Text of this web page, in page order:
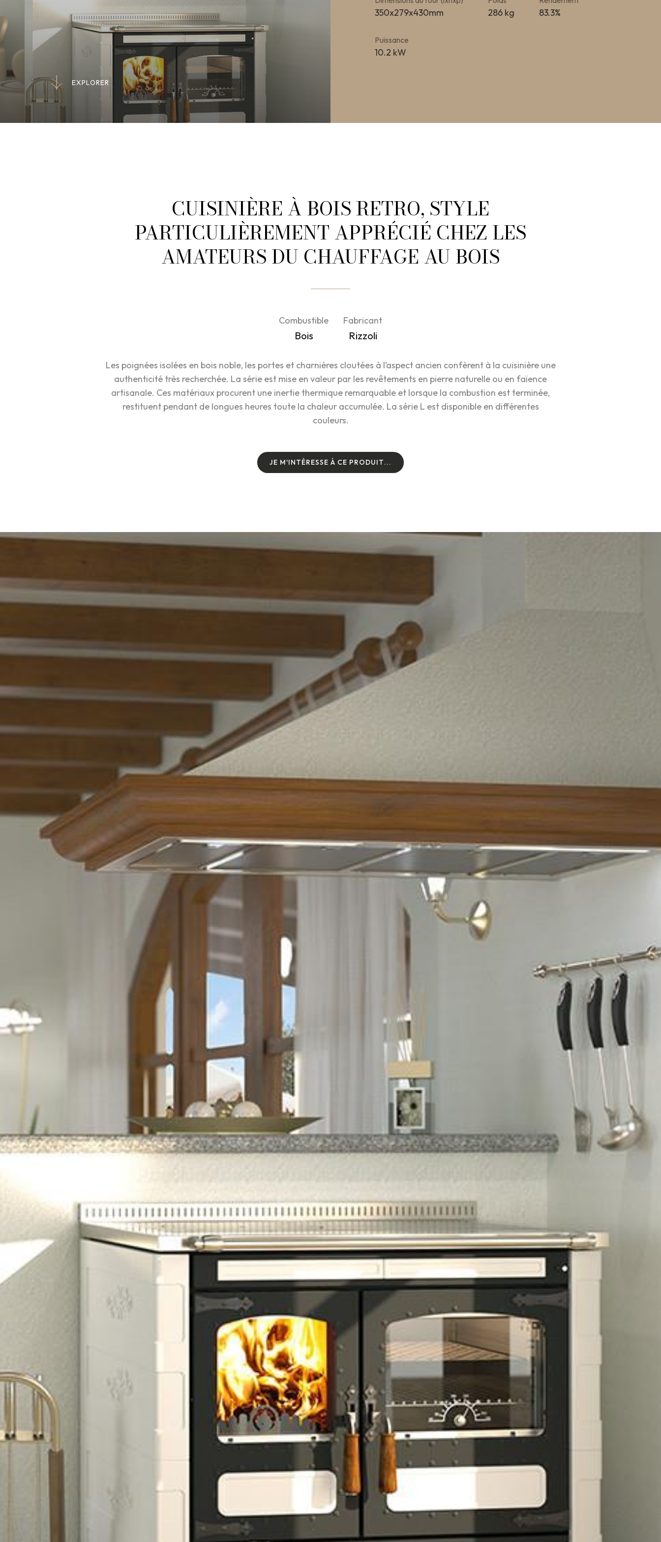
EXPLORER
350x279x430mm 286 kg 83.3%
Puissance
10.2 kW
CUISINIÈRE À BOIS RETRO, STYLE
PARTICULIÈREMENT APPRÉCIÉ CHEZ LES
AMATEURS DU CHAUFFAGE AU BOIS
Combustible
Bois
Fabricant
Rizzoli
Les poignées isolées en bois noble, les portes et charnières cloutées à l’aspect ancien confèrent à la cuisinière une
authenticité très recherchée. La série est mise en valeur par les revêtements en pierre naturelle ou en faïence
artisanale. Ces matériaux procurent une inertie thermique remarquable et lorsque la combustion est terminée,
restituent pendant de longues heures toute la chaleur accumulée. La série L est disponible en différentes
couleurs.
JE M'INTÉRESSE À CE PRODUIT...
JE M'INTÉRESSE À CE PRODUIT...